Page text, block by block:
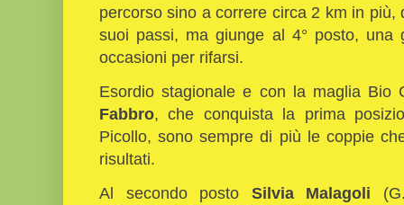
percorso sino a correre circa 2 km in
suoi passi, ma giunge al 4° posto, una
occasioni per rifarsi.
Esordio stagionale e con la maglia Bio
Fabbro, che conquista la prima
Picollo, sono sempre di più le coppie
risultati.
Al secondo posto Silvia Malagoli